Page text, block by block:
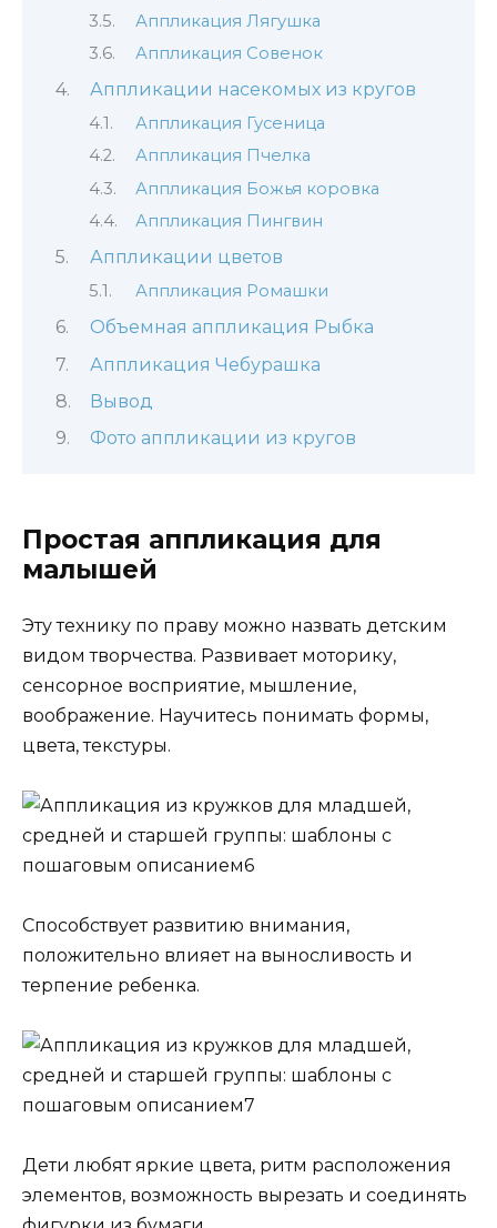
Аппликация Лягушка
Аппликация Совенок
Аппликации насекомых из кругов
Аппликация Гусеница
Аппликация Пчелка
Аппликация Божья коровка
Аппликация Пингвин
Аппликации цветов
Аппликация Ромашки
Объемная аппликация Рыбка
Аппликация Чебурашка
Вывод
Фото аппликации из кругов
Простая аппликация для
малышей
Эту технику по праву можно назвать детским
видом творчества. Развивает моторику,
сенсорное восприятие, мышление,
воображение. Научитесь понимать формы,
цвета, текстуры.
Способствует развитию внимания,
положительно влияет на выносливость и
терпение ребенка.
Дети любят яркие цвета, ритм расположения
элементов, возможность вырезать и соединять